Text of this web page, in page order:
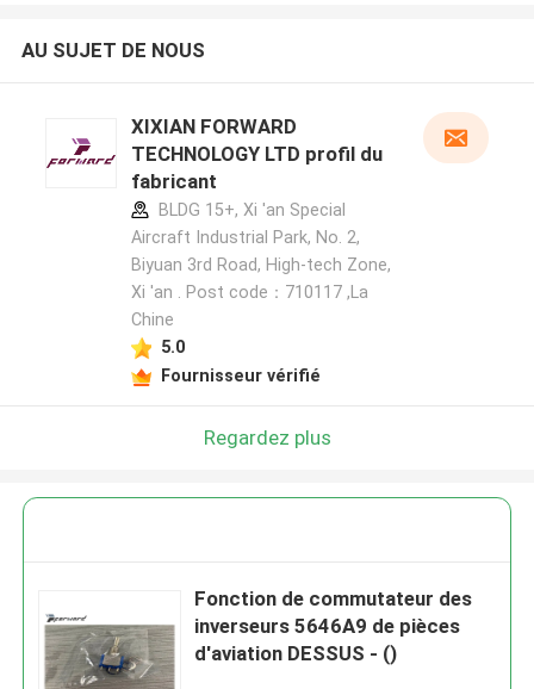
AU SUJET DE NOUS
XIXIAN FORWARD
TECHNOLOGY LTD profil du
fabricant
BLDG 15+, Xi 'an Special
Aircraft Industrial Park, No. 2,
Biyuan 3rd Road, High-tech Zone,
Xi 'an . Post code：710117 ,La
Chine
5.0
Fournisseur vérifié
Regardez plus
Fonction de commutateur des
inverseurs 5646A9 de pièces
d'aviation DESSUS - ()